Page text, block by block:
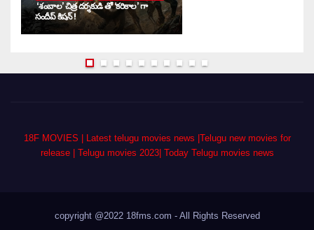
‘శంబాల’ చిత్ర దర్శకుడి తో ‘కరికాల’ గా
సందీప్ కిషన్ !
18F MOVIES | Latest telugu movies news |Telugu new movies for
release | Telugu movies 2023| Today Telugu movies news
copyright @2022 18fms.com - All Rights Reserved